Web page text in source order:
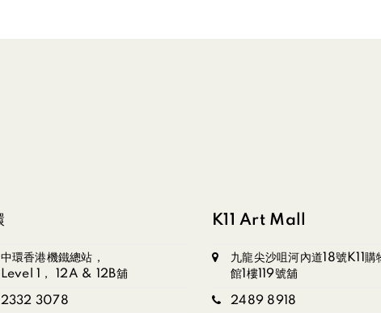
中環香港機鐵總站，
Level 1， 12A & 12B舖
2332 3078
K11 Art Mall
九龍尖沙咀河內道18號K11購
館1樓119號舖
2489 8918